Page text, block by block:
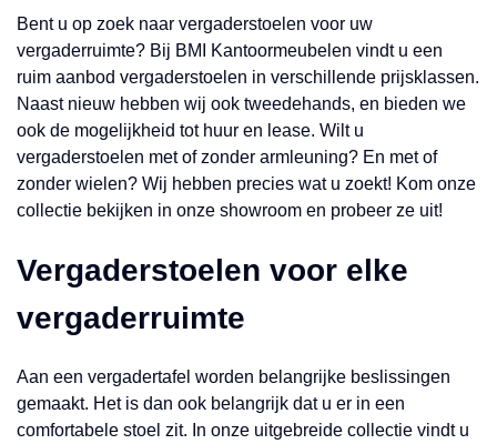
Bent u op zoek naar vergaderstoelen voor uw
vergaderruimte? Bij BMI Kantoormeubelen vindt u een
ruim aanbod vergaderstoelen in verschillende prijsklassen.
Naast nieuw hebben wij ook tweedehands, en bieden we
ook de mogelijkheid tot huur en lease. Wilt u
vergaderstoelen met of zonder armleuning? En met of
zonder wielen? Wij hebben precies wat u zoekt! Kom onze
collectie bekijken in onze showroom en probeer ze uit!
Vergaderstoelen voor elke
vergaderruimte
Aan een vergadertafel worden belangrijke beslissingen
gemaakt. Het is dan ook belangrijk dat u er in een
comfortabele stoel zit. In onze uitgebreide collectie vindt u